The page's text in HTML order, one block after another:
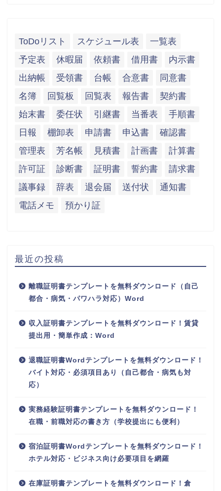
ToDoリスト スケジュール表
一覧表
予定表
休暇届 依頼書 借用書
内示書
出納帳
受領書 台帳 合意書
同意書
名簿
回覧板 回覧表 報告書
契約書
始末書
委任状 引継書 当番表
手順書
日報
棚卸表 申請書 申込書
確認書
管理表
芳名帳 見積書 計画書
計算書
許可証
診断書 証明書 誓約書
請求書
議事録
辞表 退会届 送付状
通知書
電話メモ
預かり証
最近の投稿
離職証明書テンプレートを無料ダウンロード（自己
都合・病気・パワハラ対応）Word
収入証明書テンプレートを無料ダウンロード！賃貸
提出用・簡単作成：Word
退職証明書Wordテンプレートを無料ダウンロード！
バイト対応・必須項目あり（自己都合・病気も対
応）
実務経験証明書テンプレートを無料ダウンロード！
在職・前職対応の書き方（学校提出にも便利）
宿泊証明書Wordテンプレートを無料ダウンロード！
ホテル対応・ビジネス向け必要項目を網羅
在庫証明書テンプレートを無料ダウンロード！倉